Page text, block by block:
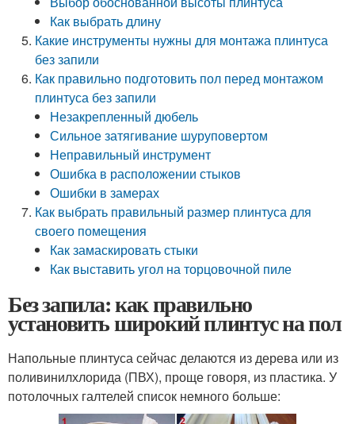
Как выбрать длину
Какие инструменты нужны для монтажа плинтуса
без запили
Как правильно подготовить пол перед монтажом
плинтуса без запили
Незакрепленный дюбель
Сильное затягивание шуруповертом
Неправильный инструмент
Ошибка в расположении стыков
Ошибки в замерах
Как выбрать правильный размер плинтуса для
своего помещения
Как замаскировать стыки
Как выставить угол на торцовочной пиле
Без запила: как правильно
установить широкий плинтус на пол
Напольные плинтуса сейчас делаются из дерева или из
поливинилхлорида (ПВХ), проще говоря, из пластика. У
потолочных галтелей список немного больше: